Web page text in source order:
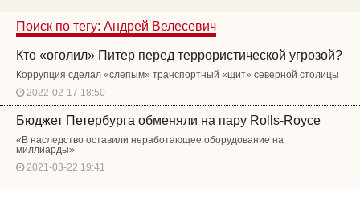
Поиск по тегу: Андрей Велесевич
Кто «оголил» Питер перед террористической угрозой?
Коррупция сделал «слепым» транспортный «щит» северной столицы
2022-02-17 18:50
Бюджет Петербурга обменяли на пару Rolls-Royce
«В наследство оставили неработающее оборудование на
миллиарды»
2021-03-22 19:41